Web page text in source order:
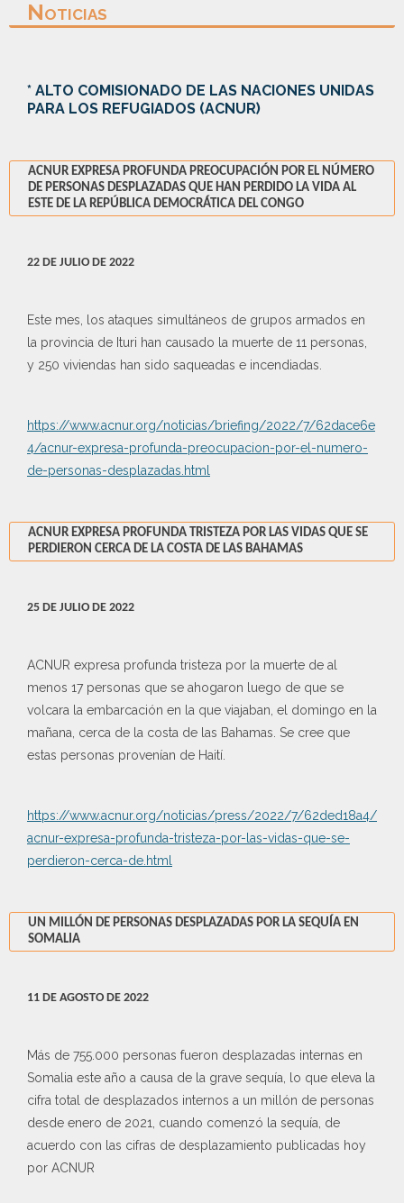
Noticias
* ALTO COMISIONADO DE LAS NACIONES UNIDAS
PARA LOS REFUGIADOS (ACNUR)
ACNUR EXPRESA PROFUNDA PREOCUPACIÓN POR EL NÚMERO
DE PERSONAS DESPLAZADAS QUE HAN PERDIDO LA VIDA AL
ESTE DE LA REPÚBLICA DEMOCRÁTICA DEL CONGO
22 DE JULIO DE 2022
Este mes, los ataques simultáneos de grupos armados en
la provincia de Ituri han causado la muerte de 11 personas,
y 250 viviendas han sido saqueadas e incendiadas.
https://www.acnur.org/noticias/briefing/2022/7/62dace6e
4/acnur-expresa-profunda-preocupacion-por-el-numero-
de-personas-desplazadas.html
ACNUR EXPRESA PROFUNDA TRISTEZA POR LAS VIDAS QUE SE
PERDIERON CERCA DE LA COSTA DE LAS BAHAMAS
25 DE JULIO DE 2022
ACNUR expresa profunda tristeza por la muerte de al
menos 17 personas que se ahogaron luego de que se
volcara la embarcación en la que viajaban, el domingo en la
mañana, cerca de la costa de las Bahamas. Se cree que
estas personas provenían de Haití.
https://www.acnur.org/noticias/press/2022/7/62ded18a4/
acnur-expresa-profunda-tristeza-por-las-vidas-que-se-
perdieron-cerca-de.html
UN MILLÓN DE PERSONAS DESPLAZADAS POR LA SEQUÍA EN
SOMALIA
11 DE AGOSTO DE 2022
Más de 755.000 personas fueron desplazadas internas en
Somalia este año a causa de la grave sequía, lo que eleva la
cifra total de desplazados internos a un millón de personas
desde enero de 2021, cuando comenzó la sequía, de
acuerdo con las cifras de desplazamiento publicadas hoy
por ACNUR